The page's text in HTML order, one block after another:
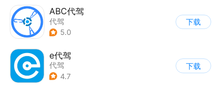
ABC代驾
代驾
5.0
下载
e代驾
代驾
4.7
下载